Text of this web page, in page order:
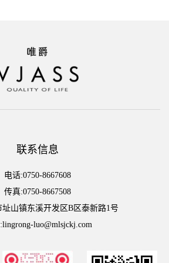
联系信息
电话:0750-8667608
传真:0750-8667508
山镇东溪开发区B区泰新路1号
luo@mlsjckj.com